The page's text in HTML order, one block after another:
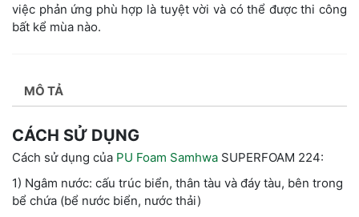
việc phản ứng phù hợp là tuyệt vời và có thể được thi công
bất kể mùa nào.
MÔ TẢ
CÁCH SỬ DỤNG
Cách sử dụng của PU Foam Samhwa SUPERFOAM 224:
1) Ngâm nước: cấu trúc biển, thân tàu và đáy tàu, bên trong
bể chứa (bể nước biển, nước thải)